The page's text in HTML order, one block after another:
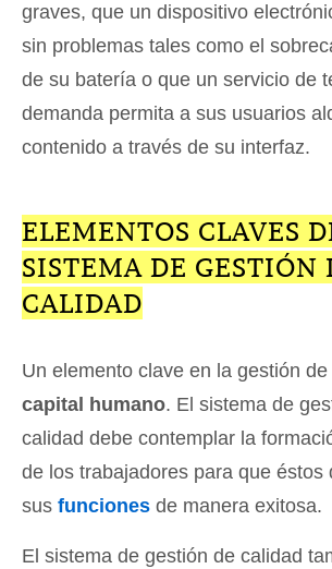
graves, que un dispositivo
sin problemas tales como el
de su batería o que un servicio de
demanda permita a sus usuarios
contenido a través de su interfaz.
ELEMENTOS CLAVES
SISTEMA DE GESTIÓN
CALIDAD
Un elemento clave en la gestión de
capital humano. El sistema de
calidad debe contemplar la
de los trabajadores para que éstos
sus funciones de manera exitosa.
El sistema de gestión de calidad